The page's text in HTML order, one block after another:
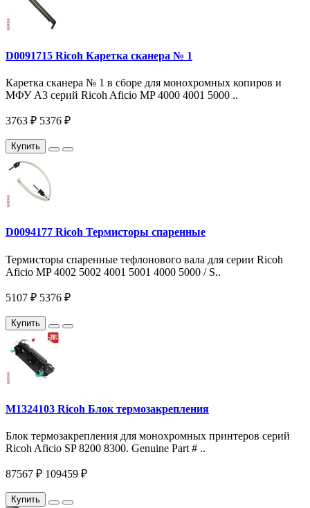
D0091715 Ricoh Каретка сканера № 1
Каретка сканера № 1 в сборе для монохромных копиров и
МФУ A3 серий Ricoh Aficio MP 4000 4001 5000 ..
3763 ₽ 5376 ₽
Купить
D0094177 Ricoh Термисторы спаренные
Термисторы спаренные тефлонового вала для серии Ricoh
Aficio MP 4002 5002 4001 5001 4000 5000 / S..
5107 ₽ 5376 ₽
Купить
M1324103 Ricoh Блок термозакрепления
Блок термозакрепления для монохромных принтеров серий
Ricoh Aficio SP 8200 8300. Genuine Part # ..
87567 ₽ 109459 ₽
Купить